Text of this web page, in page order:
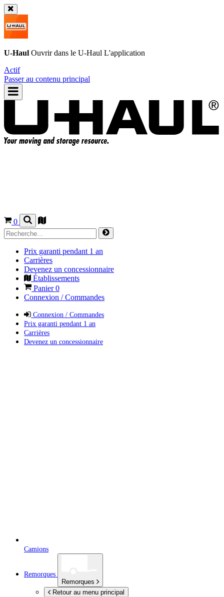
U-Haul Ouvrir dans le U-Haul L'application
Actif
Passer au contenu principal
0
Prix garanti pendant 1 an
Carrières
Devenez un concessionnaire
Établissements
Panier0
Connexion / Commandes
Connexion / Commandes
Prix garanti pendant 1 an
Carrières
Devenez un concessionnaire
Camions
Remorques
Remorques
Retour au menu principal